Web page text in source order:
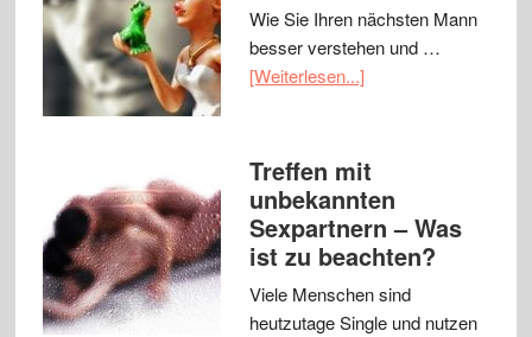
Wie Sie Ihren nächsten Mann
besser verstehen und …
[Weiterlesen...]
Treffen mit
unbekannten
Sexpartnern – Was
ist zu beachten?
Viele Menschen sind
heutzutage Single und nutzen